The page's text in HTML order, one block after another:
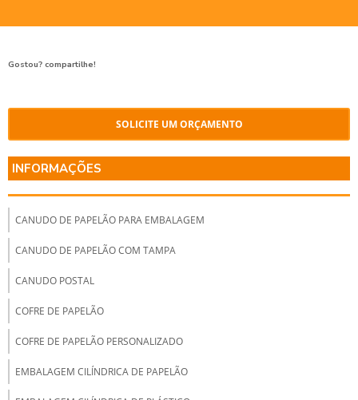
Gostou? compartilhe!
SOLICITE UM ORÇAMENTO
INFORMAÇÕES
CANUDO DE PAPELÃO PARA EMBALAGEM
CANUDO DE PAPELÃO COM TAMPA
CANUDO POSTAL
COFRE DE PAPELÃO
COFRE DE PAPELÃO PERSONALIZADO
EMBALAGEM CILÍNDRICA DE PAPELÃO